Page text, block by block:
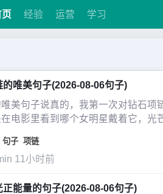
经验 运营 学习
的唯美句子(2026-08-06句子)
美句子说真的，我第一次对钻石项
电影里看到哪个女明星戴着它，光
句子 项链
11小时前
正能量的句子(2026-08-06句子)